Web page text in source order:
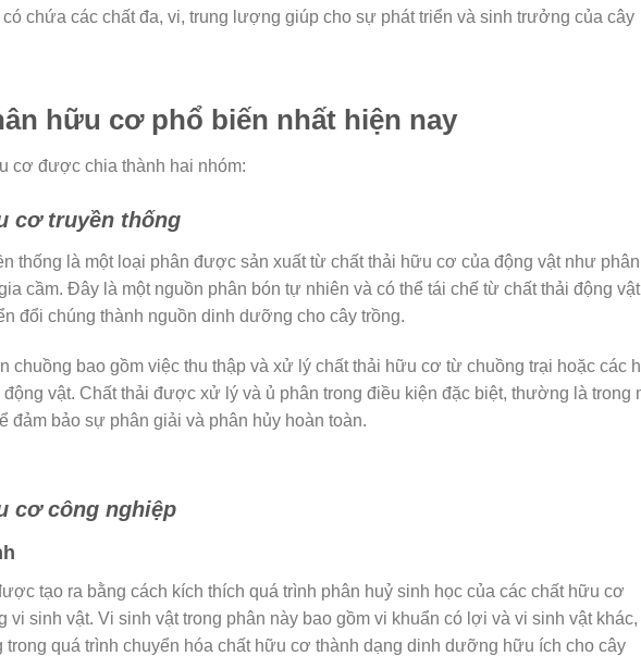
có chứa các chất đa, vi, trung lượng giúp cho sự phát triển và sinh trưởng của cây
hữu cơ phổ biến nhất hiện nay
cơ được chia thành hai nhóm:
cơ truyền thống
thống là một loại phân được sản xuất từ chất thải hữu cơ của động vật như phân
cầm. Đây là một nguồn phân bón tự nhiên và có thể tái chế từ chất thải động
đổi chúng thành nguồn dinh dưỡng cho cây trồng.
chuồng bao gồm việc thu thập và xử lý chất thải hữu cơ từ chuồng trại hoặc các
vật. Chất thải được xử lý và ủ phân trong điều kiện đặc biệt, thường là trong
đảm bảo sự phân giải và phân hủy hoàn toàn.
cơ công nghiệp
tạo ra bằng cách kích thích quá trình phân huỷ sinh học của các chất hữu cơ
vi sinh vật. Vi sinh vật trong phân này bao gồm vi khuẩn có lợi và vi sinh vật khác,
trong quá trình chuyển hóa chất hữu cơ thành dạng dinh dưỡng hữu ích cho cây